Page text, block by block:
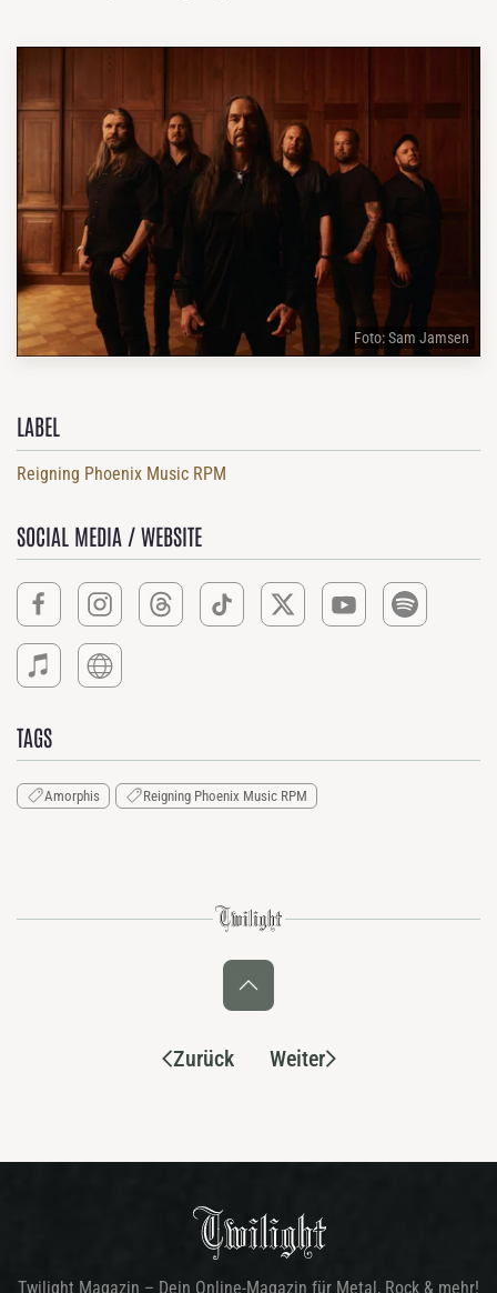
Foto: Sam Jamsen
LABEL
Reigning Phoenix Music RPM
SOCIAL MEDIA / WEBSITE
TAGS
Amorphis Reigning Phoenix Music RPM
Zurück Weiter
Twilight Magazin – Dein Online-Magazin für Metal, Rock & mehr!